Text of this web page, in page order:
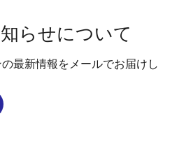
らせについて
最新情報をメールでお届けし